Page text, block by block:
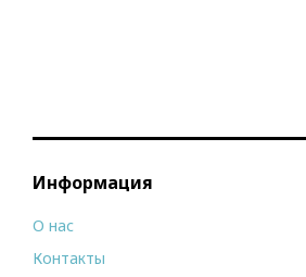
Информация
О нас
Контакты